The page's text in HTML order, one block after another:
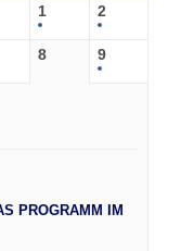
1 2
8 9
PROGRAMM IM